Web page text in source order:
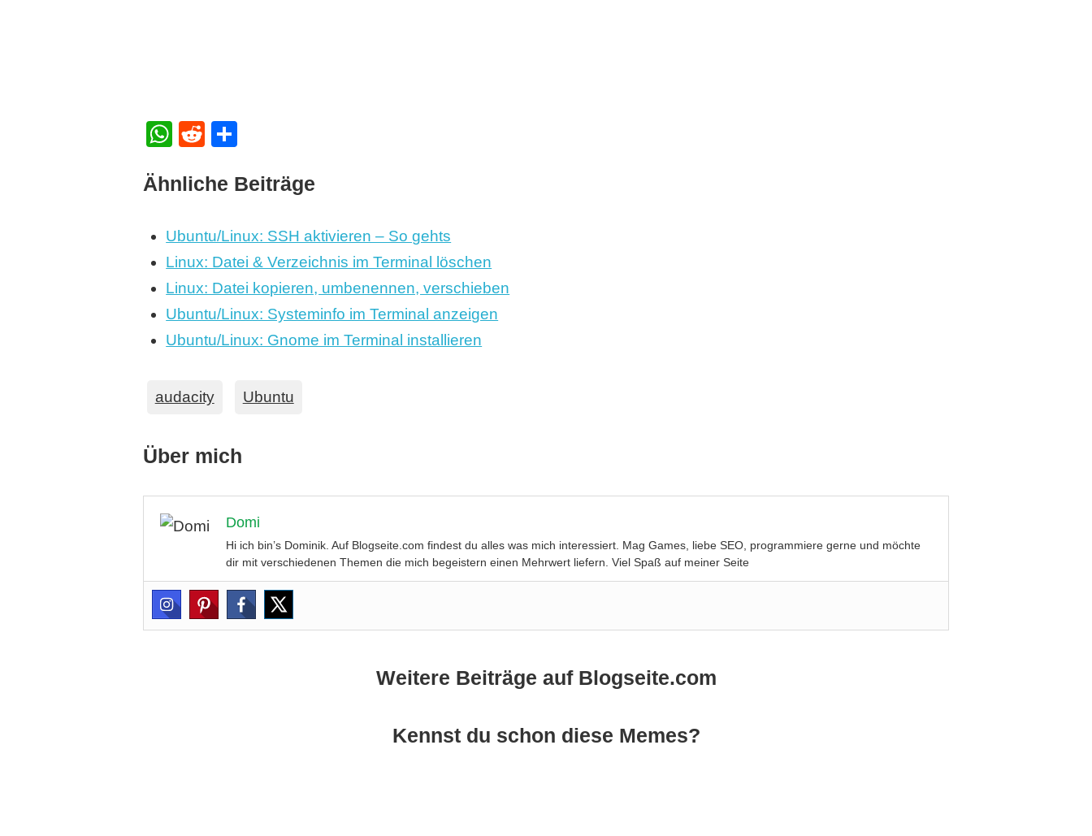
WhatsApp
Reddit
Ähnliche Beiträge
Ubuntu/Linux: SSH aktivieren – So gehts
Linux: Datei & Verzeichnis im Terminal löschen
Linux: Datei kopieren, umbenennen, verschieben
Ubuntu/Linux: Systeminfo im Terminal anzeigen
Ubuntu/Linux: Gnome im Terminal installieren
audacity Ubuntu
Über mich
Domi
Hi ich bin’s Dominik. Auf Blogseite.com findest du alles was mich interessiert. Mag Games, liebe SEO, programmiere gerne und möchte
dir mit verschiedenen Themen die mich begeistern einen Mehrwert liefern. Viel Spaß auf meiner Seite
Weitere Beiträge auf Blogseite.com
Kennst du schon diese Memes?